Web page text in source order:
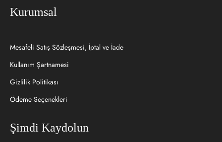
Kurumsal
Mesafeli Satış Sözleşmesi, İptal ve İade
Kullanım Şartnamesi
Gizlilik Politikası
Ödeme Seçenekleri
Şimdi Kaydolun